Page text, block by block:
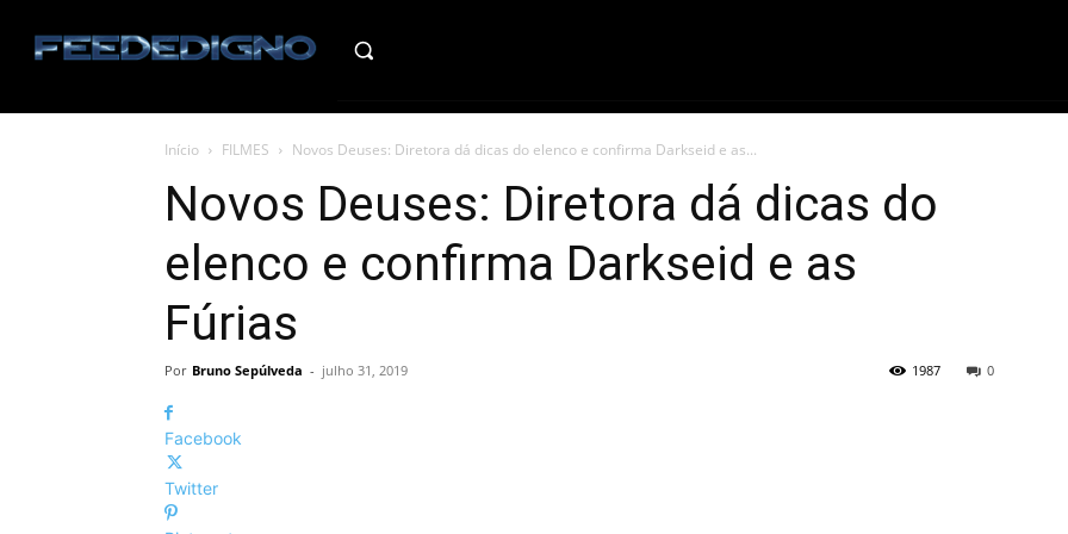
Início FILMES Novos Deuses: Diretora dá dicas do elenco e confirma Darkseid e as...
Novos Deuses: Diretora dá dicas do
elenco e confirma Darkseid e as
Fúrias
Por Bruno Sepúlveda - julho 31, 2019 0
1987
Facebook
Twitter